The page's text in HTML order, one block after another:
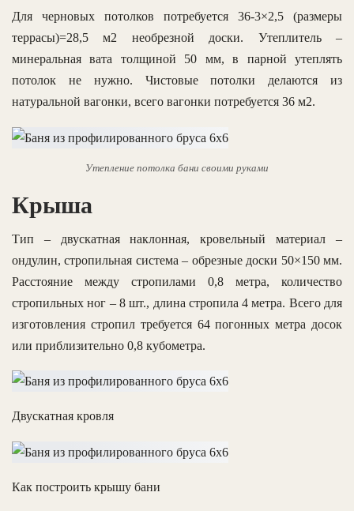
Для черновых потолков потребуется 36-3×2,5 (размеры
террасы)=28,5 м2 необрезной доски. Утеплитель –
минеральная вата толщиной 50 мм, в парной утеплять
потолок не нужно. Чистовые потолки делаются из
натуральной вагонки, всего вагонки потребуется 36 м2.
Утепление потолка бани своими руками
Крыша
Тип – двускатная наклонная, кровельный материал –
ондулин, стропильная система – обрезные доски 50×150 мм.
Расстояние между стропилами 0,8 метра, количество
стропильных ног – 8 шт., длина стропила 4 метра. Всего для
изготовления стропил требуется 64 погонных метра досок
или приблизительно 0,8 кубометра.
Двускатная кровля
Как построить крышу бани